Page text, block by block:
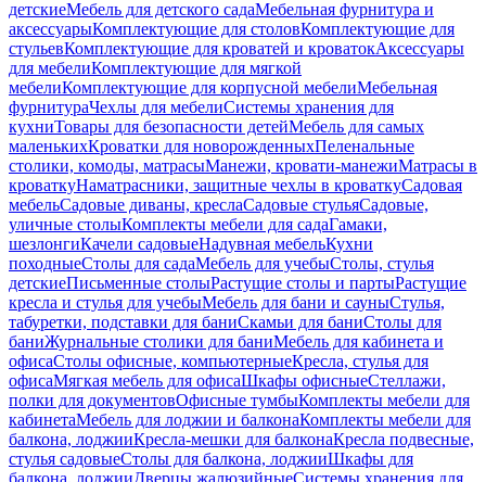
детскиеМебель для детского садаМебельная фурнитура и
аксессуарыКомплектующие для столовКомплектующие для
стульевКомплектующие для кроватей и кроватокАксессуары
для мебелиКомплектующие для мягкой
мебелиКомплектующие для корпусной мебелиМебельная
фурнитураЧехлы для мебелиСистемы хранения для
кухниТовары для безопасности детейМебель для самых
маленькихКроватки для новорожденныхПеленальные
столики, комоды, матрасыМанежи, кровати-манежиМатрасы в
кроваткуНаматрасники, защитные чехлы в кроваткуСадовая
мебельСадовые диваны, креслаСадовые стульяСадовые,
уличные столыКомплекты мебели для садаГамаки,
шезлонгиКачели садовыеНадувная мебельКухни
походныеСтолы для садаМебель для учебыСтолы, стулья
детскиеПисьменные столыРастущие столы и партыРастущие
кресла и стулья для учебыМебель для бани и сауныСтулья,
табуретки, подставки для баниСкамьи для баниСтолы для
баниЖурнальные столики для баниМебель для кабинета и
офисаСтолы офисные, компьютерныеКресла, стулья для
офисаМягкая мебель для офисаШкафы офисныеСтеллажи,
полки для документовОфисные тумбыКомплекты мебели для
кабинетаМебель для лоджии и балконаКомплекты мебели для
балкона, лоджииКресла-мешки для балконаКресла подвесные,
стулья садовыеСтолы для балкона, лоджииШкафы для
балкона, лоджииДверцы жалюзийныеСистемы хранения для